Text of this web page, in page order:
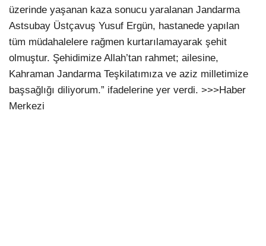
üzerinde yaşanan kaza sonucu yaralanan Jandarma
Astsubay Üstçavuş Yusuf Ergün, hastanede yapılan
tüm müdahalelere rağmen kurtarılamayarak şehit
olmuştur. Şehidimize Allah’tan rahmet; ailesine,
Kahraman Jandarma Teşkilatımıza ve aziz milletimize
başsağlığı diliyorum.” ifadelerine yer verdi. >>>Haber
Merkezi